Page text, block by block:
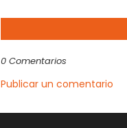
0 Comentarios
Publicar un comentario